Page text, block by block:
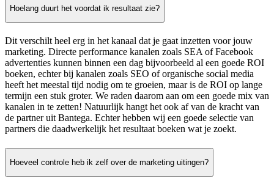
Hoelang duurt het voordat ik resultaat zie?
Dit verschilt heel erg in het kanaal dat je gaat inzetten voor jouw
marketing. Directe performance kanalen zoals SEA of Facebook
advertenties kunnen binnen een dag bijvoorbeeld al een goede ROI
boeken, echter bij kanalen zoals SEO of organische social media
heeft het meestal tijd nodig om te groeien, maar is de ROI op lange
termijn een stuk groter. We raden daarom aan om een goede mix van
kanalen in te zetten! Natuurlijk hangt het ook af van de kracht van
de partner uit Bantega. Echter hebben wij een goede selectie van
partners die daadwerkelijk het resultaat boeken wat je zoekt.
Hoeveel controle heb ik zelf over de marketing uitingen?